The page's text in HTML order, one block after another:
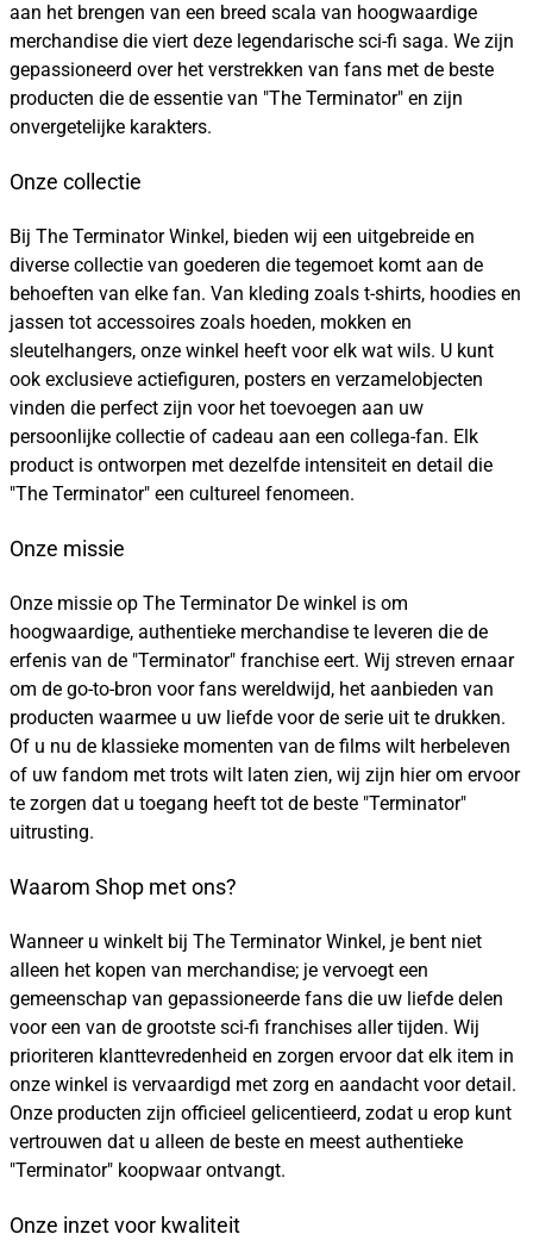
aan het brengen van een breed scala van hoogwaardige
merchandise die viert deze legendarische sci-fi saga. We zijn
gepassioneerd over het verstrekken van fans met de beste
producten die de essentie van "The Terminator" en zijn
onvergetelijke karakters.
Onze collectie
Bij The Terminator Winkel, bieden wij een uitgebreide en
diverse collectie van goederen die tegemoet komt aan de
behoeften van elke fan. Van kleding zoals t-shirts, hoodies en
jassen tot accessoires zoals hoeden, mokken en
sleutelhangers, onze winkel heeft voor elk wat wils. U kunt
ook exclusieve actiefiguren, posters en verzamelobjecten
vinden die perfect zijn voor het toevoegen aan uw
persoonlijke collectie of cadeau aan een collega-fan. Elk
product is ontworpen met dezelfde intensiteit en detail die
"The Terminator" een cultureel fenomeen.
Onze missie
Onze missie op The Terminator De winkel is om
hoogwaardige, authentieke merchandise te leveren die de
erfenis van de "Terminator" franchise eert. Wij streven ernaar
om de go-to-bron voor fans wereldwijd, het aanbieden van
producten waarmee u uw liefde voor de serie uit te drukken.
Of u nu de klassieke momenten van de films wilt herbeleven
of uw fandom met trots wilt laten zien, wij zijn hier om ervoor
te zorgen dat u toegang heeft tot de beste "Terminator"
uitrusting.
Waarom Shop met ons?
Wanneer u winkelt bij The Terminator Winkel, je bent niet
alleen het kopen van merchandise; je vervoegt een
gemeenschap van gepassioneerde fans die uw liefde delen
voor een van de grootste sci-fi franchises aller tijden. Wij
prioriteren klanttevredenheid en zorgen ervoor dat elk item in
onze winkel is vervaardigd met zorg en aandacht voor detail.
Onze producten zijn officieel gelicentieerd, zodat u erop kunt
vertrouwen dat u alleen de beste en meest authentieke
"Terminator" koopwaar ontvangt.
Onze inzet voor kwaliteit